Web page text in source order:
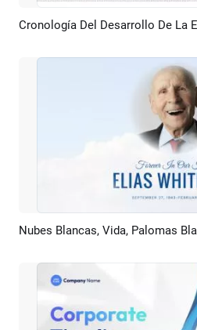
Previsualizar
Previsualizar